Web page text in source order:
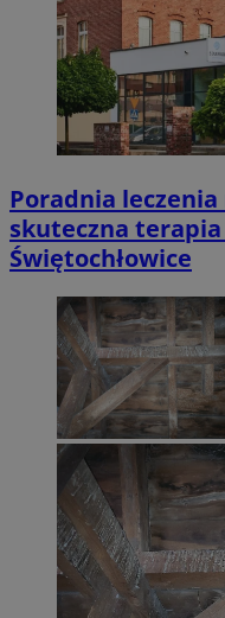
Poradnia
skuteczna
Świętochłowice